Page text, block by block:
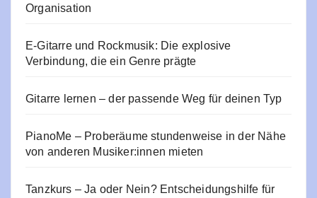
Organisation
E‑Gitarre und Rockmusik: Die explosive
Verbindung, die ein Genre prägte
Gitarre lernen – der passende Weg für deinen Typ
PianoMe – Proberäume stundenweise in der Nähe
von anderen Musiker:innen mieten
Tanzkurs – Ja oder Nein? Entscheidungshilfe für